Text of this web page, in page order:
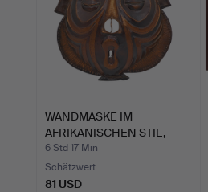
WANDMASKE IM
AFRIKANISCHEN STIL,
METALL.
6 Std 17 Min
Schätzwert
81 USD